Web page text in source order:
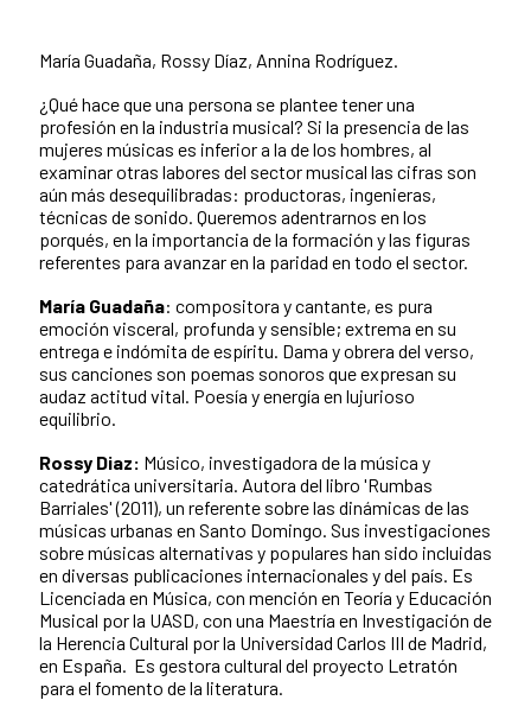
María Guadaña, Rossy Díaz, Annina Rodríguez.
¿Qué hace que una persona se plantee tener una
profesión en la industria musical? Si la presencia de las
mujeres músicas es inferior a la de los hombres, al
examinar otras labores del sector musical las cifras son
aún más desequilibradas: productoras, ingenieras,
técnicas de sonido. Queremos adentrarnos en los
porqués, en la importancia de la formación y las figuras
referentes para avanzar en la paridad en todo el sector.
María Guadaña: compositora y cantante, es pura
emoción visceral, profunda y sensible; extrema en su
entrega e indómita de espíritu. Dama y obrera del verso,
sus canciones son poemas sonoros que expresan su
audaz actitud vital. Poesía y energía en lujurioso
equilibrio.
Rossy Diaz: Músico, investigadora de la música y
catedrática universitaria. Autora del libro 'Rumbas
Barriales' (2011), un referente sobre las dinámicas de las
músicas urbanas en Santo Domingo. Sus investigaciones
sobre músicas alternativas y populares han sido incluidas
en diversas publicaciones internacionales y del país. Es
Licenciada en Música, con mención en Teoría y Educación
Musical por la UASD, con una Maestría en Investigación de
la Herencia Cultural por la Universidad Carlos III de Madrid,
en España. Es gestora cultural del proyecto Letratón
para el fomento de la literatura.